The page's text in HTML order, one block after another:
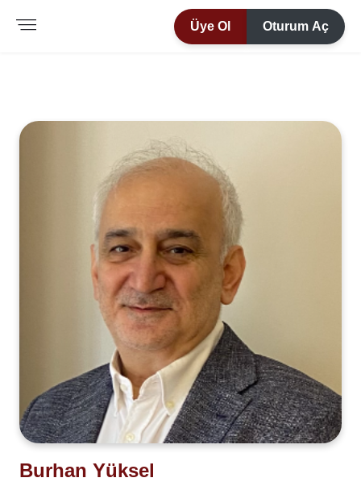
Üye Ol Oturum Aç
Burhan Yüksel